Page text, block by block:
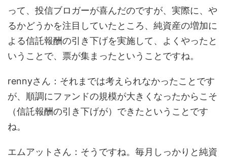
って、投信ブロガーが喜んだのですが、実際に、や
るかどうかを注目していたところ、純資産の増加に
よる信託報酬の引き下げを実施して、よくやったと
いうことで、票が集まったということですね。
rennyさん：それまでは考えられなかったことです
が、順調にファンドの規模が大きくなったからこそ
（信託報酬の引き下げが）できたということです
ね。
エムアットさん：そうですね。毎月しっかりと純資